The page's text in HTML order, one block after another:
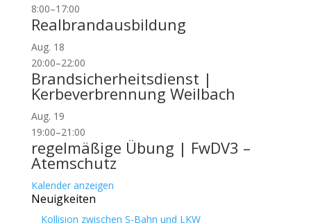
8:00–17:00
Realbrandausbildung
Aug. 18
20:00–22:00
Brandsicherheitsdienst |
Kerbeverbrennung Weilbach
Aug. 19
19:00–21:00
regelmäßige Übung | FwDV3 –
Atemschutz
Kalender anzeigen
Neuigkeiten
Kollision zwischen S-Bahn und LKW